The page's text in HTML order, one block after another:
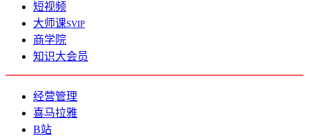
短视频
大师课SVIP
商学院
知识大会员
经营管理
喜马拉雅
B站